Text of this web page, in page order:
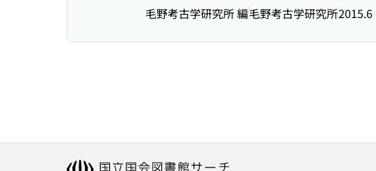
毛野考古学研究所 編毛野考古学研究所2015.6